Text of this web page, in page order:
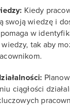
Kiedy
swoją wiedzę i
w
tak aby
ciągłości